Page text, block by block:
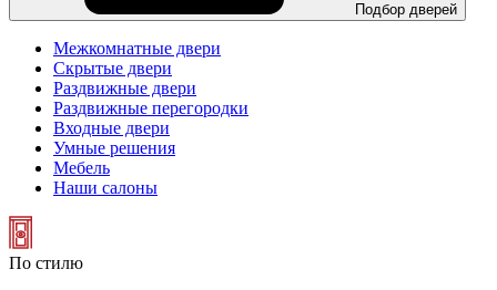
Подбор дверей
Межкомнатные двери
Скрытые двери
Раздвижные двери
Раздвижные перегородки
Входные двери
Умные решения
Мебель
Наши салоны
По стилю